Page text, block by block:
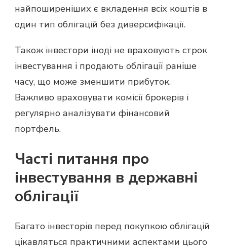
найпоширеніших є вкладення всіх коштів в
один тип облігацій без диверсифікації.
Також інвестори іноді не враховують строк
інвестування і продають облігації раніше
часу, що може зменшити прибуток.
Важливо враховувати комісії брокерів і
регулярно аналізувати фінансовий
портфель.
Часті питання про
інвестування в державні
облігації
Багато інвесторів перед покупкою облігацій
цікавляться практичними аспектами цього